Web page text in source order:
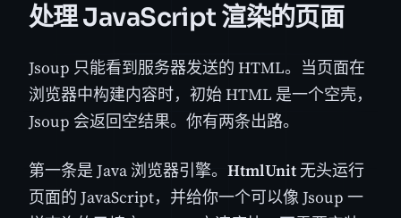
处理 JavaScript 渲染的页面
Jsoup 只能看到服务器发送的 HTML。当页面在
浏览器中构建内容时，初始 HTML 是一个空壳，
Jsoup 会返回空结果。你有两条出路。
第一条是 Java 浏览器引擎。 HtmlUnit 无头运行
页面的 JavaScript，并给你一个可以像 Jsoup 一